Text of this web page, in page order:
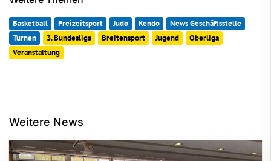
Basketball Freizeitsport Judo Kendo
News Geschäftsstelle
Turnen
3. Bundesliga Breitensport Jugend
Oberliga
Veranstaltung
Weitere News